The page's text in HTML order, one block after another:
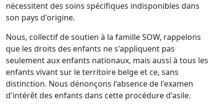
nécessitent des soins spécifiques indisponibles dans
son pays d'origine.
Nous, collectif de soutien à la famille SOW, rappelons
que les droits des enfants ne s'appliquent pas
seulement aux enfants nationaux, mais aussi à tous les
enfants vivant sur le territoire belge et ce, sans
distinction. Nous dénonçons l'absence de l'examen
d'intérêt des enfants dans cette procédure d'asile.